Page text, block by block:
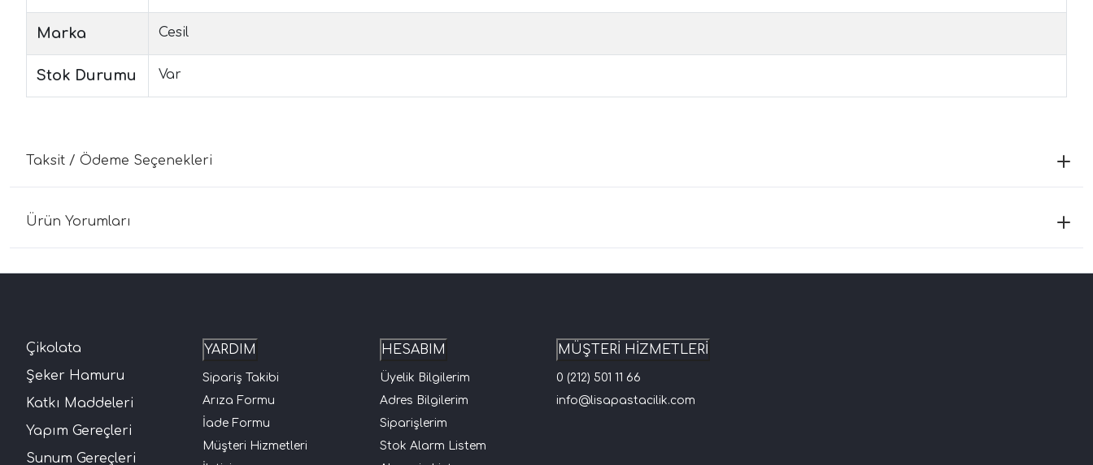
Marka Cesil
Stok Durumu Var
Taksit / Ödeme Seçenekleri
Ürün Yorumları
Çikolata
Şeker Hamuru
Katkı Maddeleri
Yapım Gereçleri
Sunum Gereçleri
YARDIM
Sipariş Takibi
Arıza Formu
İade Formu
Müşteri Hizmetleri
HESABIM
Üyelik Bilgilerim
Adres Bilgilerim
Siparişlerim
Stok Alarm Listem
MÜŞTERİ HİZMETLERİ
0 (212) 501 11 66
info@lisapastacilik.com